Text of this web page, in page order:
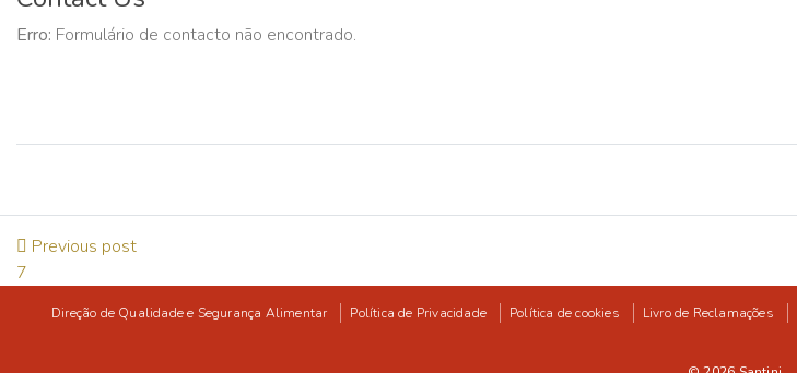
Erro: Formulário de contacto não encontrado.
Previous post
7
Direção de Qualidade e Segurança Alimentar Política de Privacidade Política de cookies Livro de Reclamações